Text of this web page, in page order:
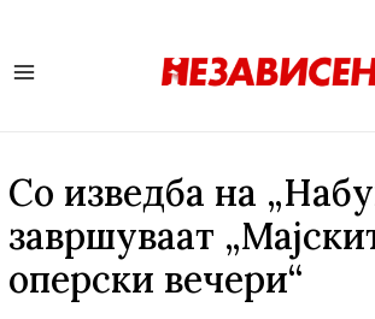
Со изведба на
завршуваат
оперски вечери“